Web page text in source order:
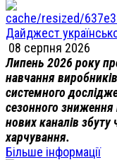
Дайджест
08 серпня 2026
Липень 2026 року
навчання
системного
сезонного
нових каналів збуту
харчування.
Більше інформації